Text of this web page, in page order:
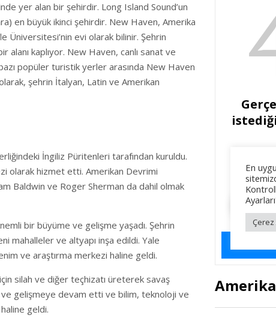
yer alan bir şehirdir. Long Island Sound’un
en büyük ikinci şehirdir. New Haven, Amerika
Üniversitesi’nin evi olarak bilinir. Şehrin
alanı kaplıyor. New Haven, canlı sanat ve
popüler turistik yerler arasında New Haven
şehrin İtalyan, Latin ve Amerikan
İngiliz Püritenleri tarafından kuruldu.
olarak hizmet etti. Amerikan Devrimi
Baldwin ve Roger Sherman da dahil olmak
bir büyüme ve gelişme yaşadı. Şehrin
mahalleler ve altyapı inşa edildi. Yale
ve araştırma merkezi haline geldi.
için silah ve diğer teçhizatı üreterek savaş
ve gelişmeye devam etti ve bilim, teknoloji ve
geldi.
Amerika